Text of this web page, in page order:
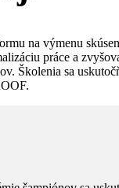
na výmenu
práce a
Školenia sa